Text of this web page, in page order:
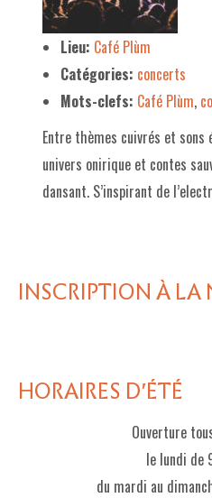
LE PROJET DE TERRITOIRE
LE CAFÉ/RESTO
LES FORMULES
LA CARTE
NOS FOURNISSEUR·EUSE·S
COMMANDER UN LIVRE
Lieu: Café Plùm
Catégories: concerts
Mots-clefs: Café Plùm,
Entre thèmes cuivrés et
univers onirique et contes
dansant. S’inspirant de
INSCRIPTION À LA
HORAIRES D'ÉTÉ
Ouverture
le lundi de
du mardi au